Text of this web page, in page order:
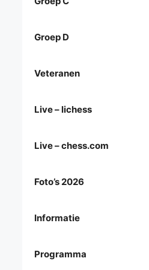
Groep D
Veteranen
Live – lichess
Live – chess.com
Foto’s 2026
Informatie
Programma